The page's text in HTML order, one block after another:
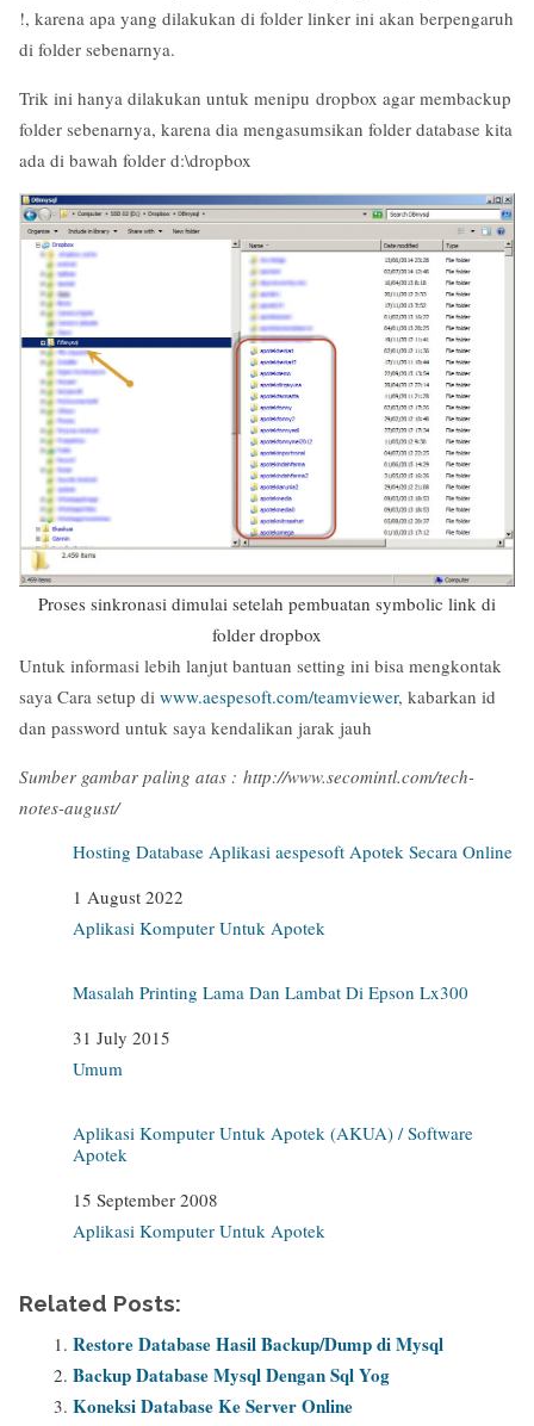
!, karena apa yang dilakukan di folder linker ini akan berpengaruh
di folder sebenarnya.
Trik ini hanya dilakukan untuk menipu dropbox agar membackup
folder sebenarnya, karena dia mengasumsikan folder database kita
ada di bawah folder d:\dropbox
Proses sinkronasi dimulai setelah pembuatan symbolic link di
folder dropbox
Untuk informasi lebih lanjut bantuan setting ini bisa mengkontak
saya Cara setup di www.aespesoft.com/teamviewer, kabarkan id
dan password untuk saya kendalikan jarak jauh
Sumber gambar paling atas : http://www.secomintl.com/tech-
notes-august/
Hosting Database Aplikasi aespesoft Apotek Secara Online
Date
1 August 2022
In relation to
Aplikasi Komputer Untuk Apotek
Masalah Printing Lama Dan Lambat Di Epson Lx300
Date
31 July 2015
In relation to
Umum
Aplikasi Komputer Untuk Apotek (AKUA) / Software
Apotek
Date
15 September 2008
In relation to
Aplikasi Komputer Untuk Apotek
Related Posts:
Restore Database Hasil Backup/Dump di Mysql
Backup Database Mysql Dengan Sql Yog
Koneksi Database Ke Server Online